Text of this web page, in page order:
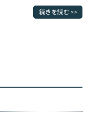
した定義なので、どこから
いつも議論になります。極
いといけないのか、その
料と判断･･･
続きを読む >>